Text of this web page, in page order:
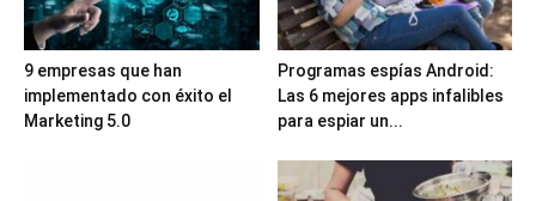
9 empresas que han
implementado con éxito el
Marketing 5.0
Programas espías Android:
Las 6 mejores apps infalibles
para espiar un...